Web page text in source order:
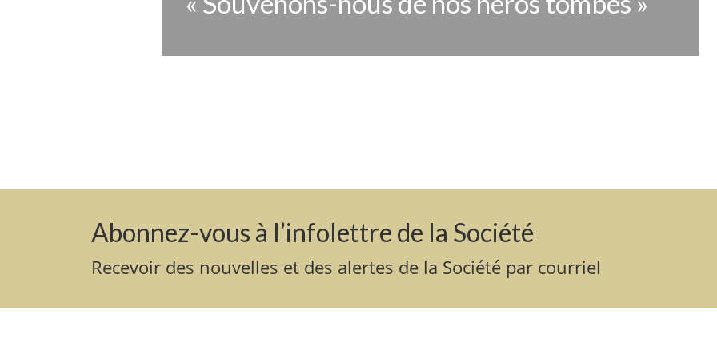
Abonnez-vous à l’infolettre de la Société
Recevoir des nouvelles et des alertes de la Société par courriel